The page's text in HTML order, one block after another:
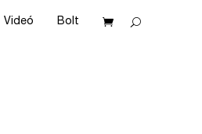
Videó Bolt